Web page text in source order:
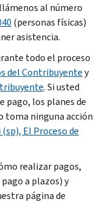
al número
(personas físicas)
asistencia.
todo el proceso
del Contribuyentey
. Si usted
pago, los planes de
toma ninguna acción
El Proceso de
realizar pagos,
a plazos) y
página de